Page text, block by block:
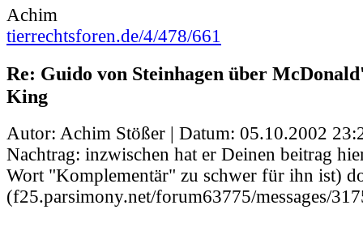
Achim
tierrechtsforen.de/4/478/661
Re: Guido von Steinhagen über
King
Autor: Achim Stößer | Datum: 05.10.2002
Nachtrag: inzwischen hat er Deinen beitrag
Wort "Komplementär" zu schwer für ihn ist)
(f25.parsimony.net/forum63775/messages/